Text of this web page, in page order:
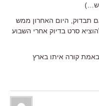
לך את ה-10.10 שזה, אם תבדוק, היום האחרון ממש
סרט בדיוק אחרי השבוע
קורה איתו בארץ